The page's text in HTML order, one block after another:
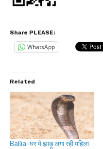
Share PLEASE:
WhatsApp
Related
Ballia-घर में झाड़ू लगा रही महिला